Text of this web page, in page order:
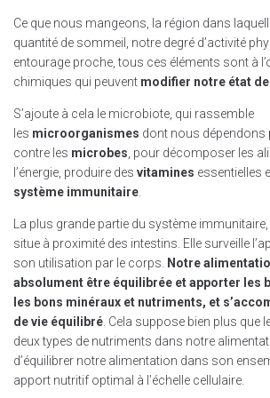
Ce que nous mangeons, la région dans
quantité de sommeil, notre degré d’activité
entourage proche, tous ces éléments sont à
chimiques qui peuvent modifier notre état
S’ajoute à cela le microbiote, qui rassemble
les microorganismes dont nous
contre les microbes , pour décomposer les
l’énergie, produire des vitamines essentielles
système immunitaire
La plus grande partie du système
situe à proximité des intestins. Elle surveille
son utilisation par le corps.
Notre
absolument être équilibrée et apporter les
les bons minéraux et nutriments, et
de vie équilibré . Cela suppose bien plus que
deux types de nutriments dans notre
d’équilibrer notre alimentation dans son
apport nutritif optimal à l’échelle cellulaire.